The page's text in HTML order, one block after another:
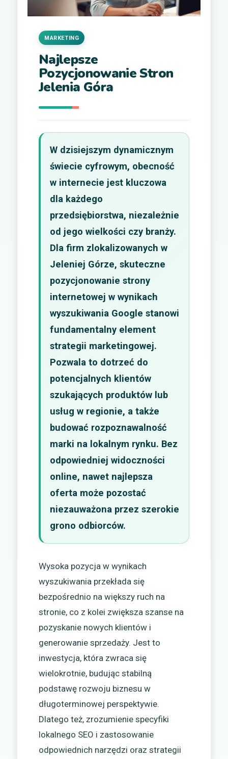
Najlepsze
Pozycjonowanie Stron
Jelenia Góra
MARKETING
W dzisiejszym dynamicznym
świecie cyfrowym, obecność
w internecie jest kluczowa
dla każdego
przedsiębiorstwa, niezależnie
od jego wielkości czy branży.
Dla firm zlokalizowanych w
Jeleniej Górze, skuteczne
pozycjonowanie strony
internetowej w wynikach
wyszukiwania Google stanowi
fundamentalny element
strategii marketingowej.
Pozwala to dotrzeć do
potencjalnych klientów
szukających produktów lub
usług w regionie, a także
budować rozpoznawalność
marki na lokalnym rynku. Bez
odpowiedniej widoczności
online, nawet najlepsza
oferta może pozostać
niezauważona przez szerokie
grono odbiorców.
Wysoka pozycja w wynikach
wyszukiwania przekłada się
bezpośrednio na większy ruch na
stronie, co z kolei zwiększa szanse na
pozyskanie nowych klientów i
generowanie sprzedaży. Jest to
inwestycja, która zwraca się
wielokrotnie, budując stabilną
podstawę rozwoju biznesu w
długoterminowej perspektywie.
Dlatego też, zrozumienie specyfiki
lokalnego SEO i zastosowanie
odpowiednich narzędzi oraz strategii